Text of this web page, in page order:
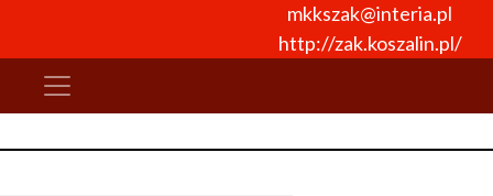
mkkszak@interia.pl
http://zak.koszalin.pl/